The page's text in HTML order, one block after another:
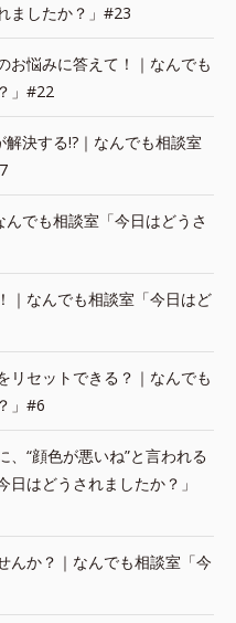
ましたか？」#23
お悩みに答えて！｜なんでも
」#22
決する!?｜なんでも相談室
でも相談室「今日はどうさ
｜なんでも相談室「今日はど
リセットできる？｜なんでも
」#6
“顔色が悪いね”と言われる
はどうされましたか？」
んか？｜なんでも相談室「今